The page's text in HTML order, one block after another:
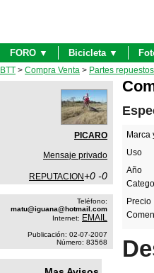
FORO ▼ Bicicleta ▼
BTT > Compra Venta > Partes repuestos
Marca
Uso
Año
Precio
PICARO
Mensaje privado
REPUTACION+0 -0
Teléfono:
matu@iguana@hotmail.com
Internet: EMAIL
Publicación: 02-07-2007
Número: 83568